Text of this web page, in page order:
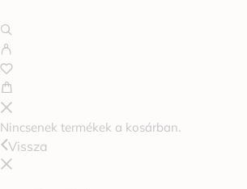
Nincsenek termékek a kosárban.
Vissza